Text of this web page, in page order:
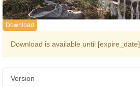
Download
Download is available until [expire_date]
Version